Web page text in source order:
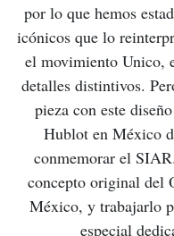
por lo que hemos
icónicos que lo
el movimiento Unico,
detalles distintivos.
pieza con este
Hublot en México
conmemorar el
concepto original del
México, y trabajarlo
especial